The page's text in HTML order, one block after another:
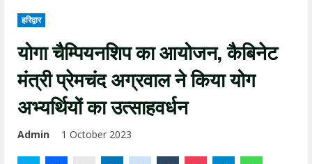
हरिद्वार
योगा चैम्पियनशिप का आयोजन, कैबिनेट
मंत्री प्रेमचंद अग्रवाल ने किया योग
अभ्यर्थियों का उत्साहवर्धन
Admin 1 October 2023